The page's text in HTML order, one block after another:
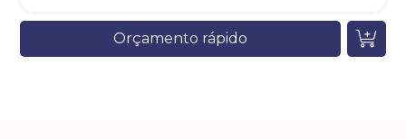
Orçamento rápido